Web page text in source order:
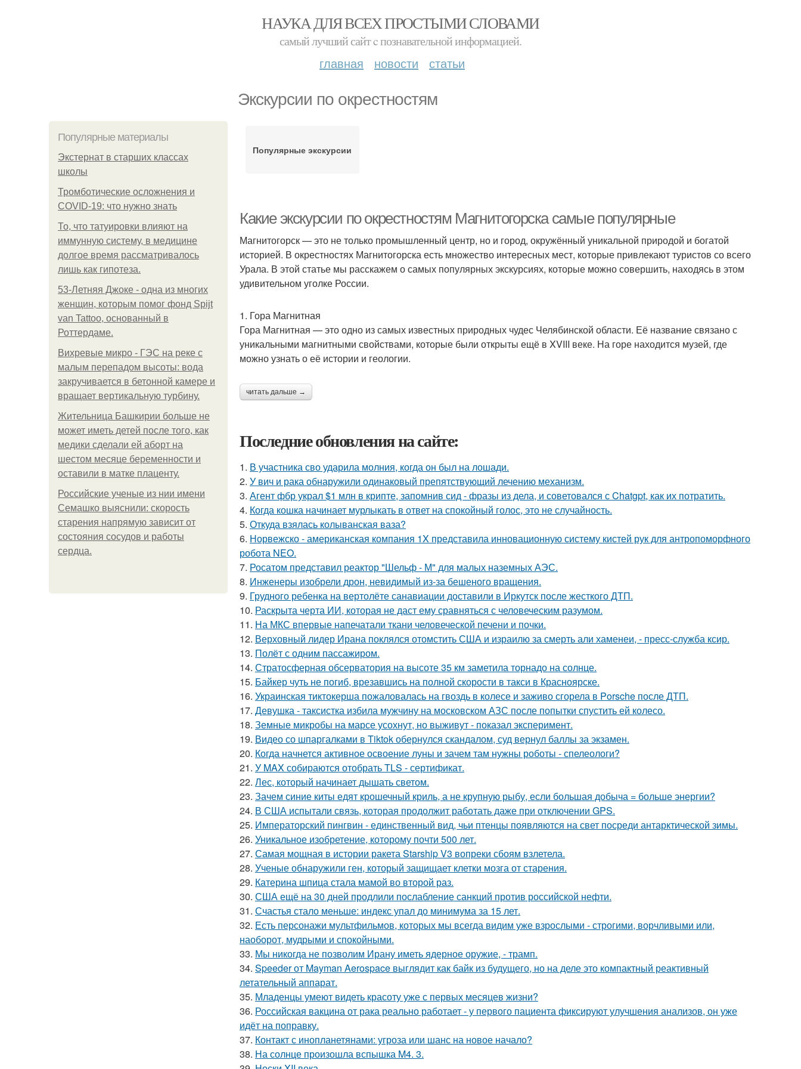
НАУКА ДЛЯ ВСЕХ ПРОСТЫМИ СЛОВАМИ
самый лучший сайт c познавательной информацией.
главная новости статьи
Экскурсии по окрестностям
Популярные материалы
Экстернат в старших классах
школы
Тромботические осложнения и
COVID-19: что нужно знать
То, что татуировки влияют на
иммунную систему, в медицине
долгое время рассматривалось
лишь как гипотеза.
53-Летняя Джоке - одна из многих
женщин, которым помог фонд Spijt
van Tattoo, основанный в
Роттердаме.
Вихревые микро - ГЭС на реке с
малым перепадом высоты: вода
закручивается в бетонной камере и
вращает вертикальную турбину.
Жительница Башкирии больше не
может иметь детей после того, как
медики сделали ей аборт на
шестом месяце беременности и
оставили в матке плаценту.
Российские ученые из нии имени
Семашко выяснили: скорость
старения напрямую зависит от
состояния сосудов и работы
сердца.
Популярные экскурсии
Какие экскурсии по окрестностям Магнитогорска самые популярные
Магнитогорск — это не только промышленный центр, но и город, окружённый уникальной природой и богатой
историей. В окрестностях Магнитогорска есть множество интересных мест, которые привлекают туристов со всего
Урала. В этой статье мы расскажем о самых популярных экскурсиях, которые можно совершить, находясь в этом
удивительном уголке России.
1. Гора Магнитная
Гора Магнитная — это одно из самых известных природных чудес Челябинской области. Её название связано с
уникальными магнитными свойствами, которые были открыты ещё в XVIII веке. На горе находится музей, где
можно узнать о её истории и геологии.
читать дальше →
Последние обновления на сайте:
1. В участника сво ударила молния, когда он был на лошади.
2. У вич и рака обнаружили одинаковый препятствующий лечению механизм.
3. Агент фбр украл $1 млн в крипте, запомнив сид - фразы из дела, и советовался с Chatgpt, как их потратить.
4. Когда кошка начинает мурлыкать в ответ на спокойный голос, это не случайность.
5. Откуда взялась колыванская ваза?
6. Норвежско - американская компания 1X представила инновационную систему кистей рук для антропоморфного
робота NEO.
7. Росатом представил реактор "Шельф - М" для малых наземных АЭС.
8. Инженеры изобрели дрон, невидимый из-за бешеного вращения.
9. Грудного ребенка на вертолёте санавиации доставили в Иркутск после жесткого ДТП.
10. Раскрыта черта ИИ, которая не даст ему сравняться с человеческим разумом.
11. На МКС впервые напечатали ткани человеческой печени и почки.
12. Верховный лидер Ирана поклялся отомстить США и израилю за смерть али хаменеи, - пресс-служба ксир.
13. Полёт с одним пассажиром.
14. Стратосферная обсерватория на высоте 35 км заметила торнадо на солнце.
15. Байкер чуть не погиб, врезавшись на полной скорости в такси в Красноярске.
16. Украинская тиктокерша пожаловалась на гвоздь в колесе и заживо сгорела в Porsche после ДТП.
17. Девушка - таксистка избила мужчину на московском АЗС после попытки спустить ей колесо.
18. Земные микробы на марсе усохнут, но выживут - показал эксперимент.
19. Видео со шпаргалками в Tiktok обернулся скандалом, суд вернул баллы за экзамен.
20. Когда начнется активное освоение луны и зачем там нужны роботы - спелеологи?
21. У MAX собираются отобрать TLS - сертификат.
22. Лес, который начинает дышать светом.
23. Зачем синие киты едят крошечный криль, а не крупную рыбу, если большая добыча = больше энергии?
24. В США испытали связь, которая продолжит работать даже при отключении GPS.
25. Императорский пингвин - единственный вид, чьи птенцы появляются на свет посреди антарктической зимы.
26. Уникальное изобретение, которому почти 500 лет.
27. Самая мощная в истории ракета Starship V3 вопреки сбоям взлетела.
28. Ученые обнаружили ген, который защищает клетки мозга от старения.
29. Катерина шпица стала мамой во второй раз.
30. США ещё на 30 дней продлили послабление санкций против российской нефти.
31. Счастья стало меньше: индекс упал до минимума за 15 лет.
32. Есть персонажи мультфильмов, которых мы всегда видим уже взрослыми - строгими, ворчливыми или,
наоборот, мудрыми и спокойными.
33. Мы никогда не позволим Ирану иметь ядерное оружие, - трамп.
34. Speeder от Mayman Aerospace выглядит как байк из будущего, но на деле это компактный реактивный
летательный аппарат.
35. Младенцы умеют видеть красоту уже с первых месяцев жизни?
36. Российская вакцина от рака реально работает - у первого пациента фиксируют улучшения анализов, он уже
идёт на поправку.
37. Контакт с инопланетянами: угроза или шанс на новое начало?
38. На солнце произошла вспышка M4. 3.